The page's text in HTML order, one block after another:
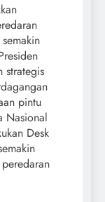
strategis
pintu
Nasional
Desk